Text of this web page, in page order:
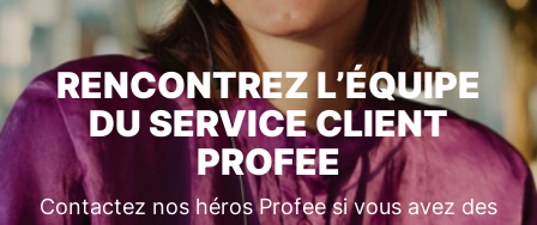
RENCONTREZ L’ÉQUIPE
DU SERVICE CLIENT
PROFEE
Contactez nos héros Profee si vous avez des